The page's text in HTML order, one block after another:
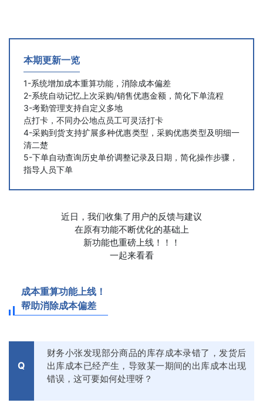
本期更新一览
1-系统增加成本重算功能，消除成本偏差
2-系统自动记忆上次采购/销售优惠金额，简化下单流程
3-考勤管理支持自定义多地
点打卡，不同办公地点员工可灵活打卡
4-采购到货支持扩展多种优惠类型，采购优惠类型及明细一
清二楚
5-下单自动查询历史单价调整记录及日期，简化操作步骤，
指导人员下单
近日，我们收集了用户的反馈与建议
在原有功能不断优化的基础上
新功能也重磅上线！！！
一起来看看
成本重算功能上线！
帮助消除成本偏差
Q
财务小张发现部分商品的库存成本录错了，发货后
出库成本已经产生，导致某一期间的出库成本出现
错误，这可要如何处理呀？